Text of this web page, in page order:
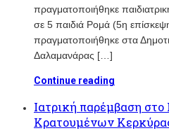
πραγματοποιήθηκε
σε 5 παιδιά Ρομά (5η
πραγματοποιήθηκε στα
Δαλαμανάρας […]
Continue reading
Ιατρική παρέμβαση
Κρατουμένων